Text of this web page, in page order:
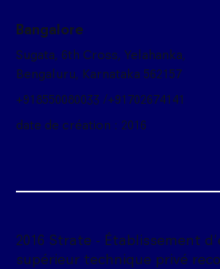
2016 Strate - Établissement
supérieur technique privé
Bangalore
Sugata, 6th Cross, Yelahanka,
Bengaluru, Karnataka 562157
+918550080033 /+91702674141
date de création : 2016